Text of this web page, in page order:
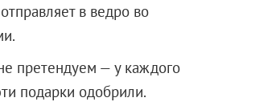
в ведро во
претендуем — у каждого
подарки одобрили.